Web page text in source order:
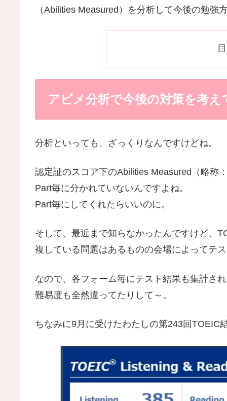
（Abilities Measured）を分析して今後の勉強
アビメ分析で今後の対策を考え
分析といっても、ざっくりなんですけどね。
認定証のスコア下のAbilities Measured（略称
Part毎に分かれていないんですよね。
Part毎にしてくれたらいいのに。
そして、最近まで知らなかったんですけど、
複している問題はあるものの会場によってテ
なので、各フォーム毎にテスト結果も集計さ
難易度も全然違ってたりして～。
ちなみに9月に受けたわたしの第243回TOEIC